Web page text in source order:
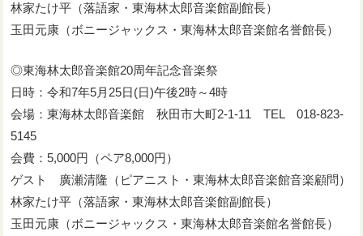
林家たけ平（落語家・東海林太郎音楽館副館長）
玉田元康（ボニージャックス・東海林太郎音楽館名誉館長）
◎東海林太郎音楽館20周年記念音楽祭
日時：令和7年5月25日(日)午後2時～4時
会場：東海林太郎音楽館 秋田市大町2-1-11 TEL 018-823-
5145
会費：5,000円（ペア8,000円）
ゲスト 廣瀬清隆（ピアニスト・東海林太郎音楽館音楽顧問）
林家たけ平（落語家・東海林太郎音楽館副館長）
玉田元康（ボニージャックス・東海林太郎音楽館名誉館長）